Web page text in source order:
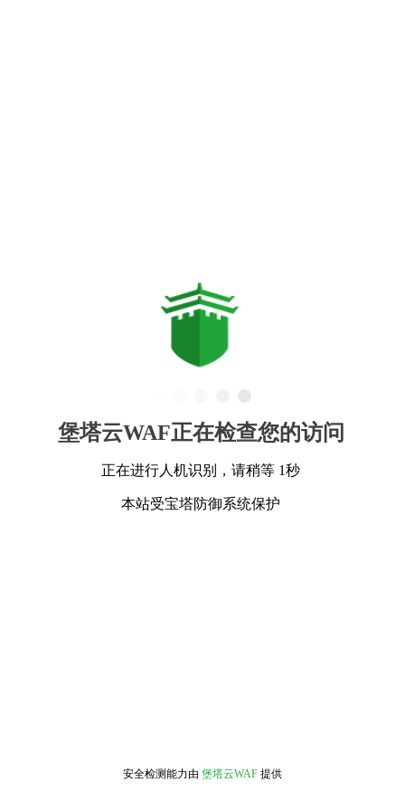
堡塔云WAF正在检查您的访问
正在进行人机识别，请稍等 1秒
本站受宝塔防御系统保护
安全检测能力由 堡塔云WAF 提供